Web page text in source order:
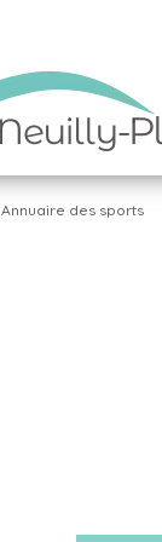
Annuaire des sports